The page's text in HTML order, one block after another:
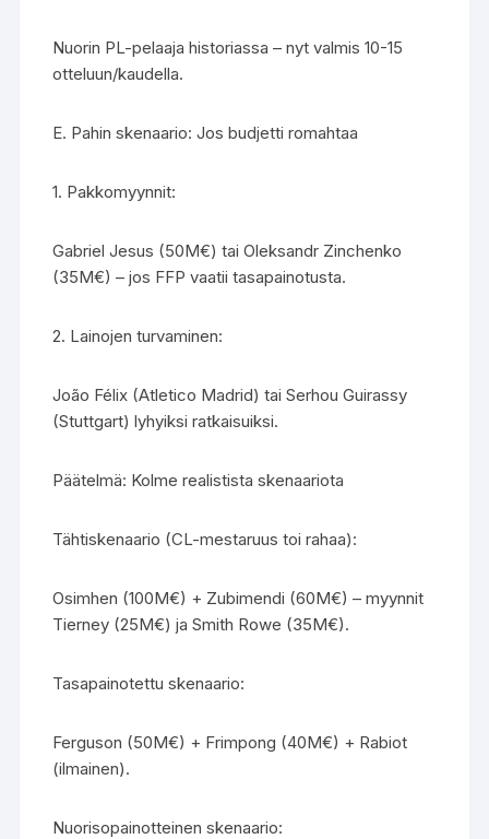
Nuorin PL-pelaaja historiassa – nyt valmis 10-15
otteluun/kaudella.
E. Pahin skenaario: Jos budjetti romahtaa
1. Pakkomyynnit:
Gabriel Jesus (50M€) tai Oleksandr Zinchenko
(35M€) – jos FFP vaatii tasapainotusta.
2. Lainojen turvaminen:
João Félix (Atletico Madrid) tai Serhou Guirassy
(Stuttgart) lyhyiksi ratkaisuiksi.
Päätelmä: Kolme realistista skenaariota
Tähtiskenaario (CL-mestaruus toi rahaa):
Osimhen (100M€) + Zubimendi (60M€) – myynnit
Tierney (25M€) ja Smith Rowe (35M€).
Tasapainotettu skenaario:
Ferguson (50M€) + Frimpong (40M€) + Rabiot
(ilmainen).
Nuorisopainotteinen skenaario: